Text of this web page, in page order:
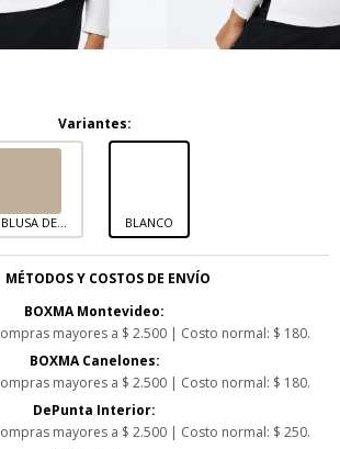
Variantes:
BLUSA DE
LARGA
ELASTANO
BLANCO
MÉTODOS Y COSTOS DE ENVÍO
BOXMA Montevideo:
mayores a $ 2.500 | Costo normal: $ 180.
BOXMA Canelones:
mayores a $ 2.500 | Costo normal: $ 180.
DePunta Interior:
mayores a $ 2.500 | Costo normal: $ 250.